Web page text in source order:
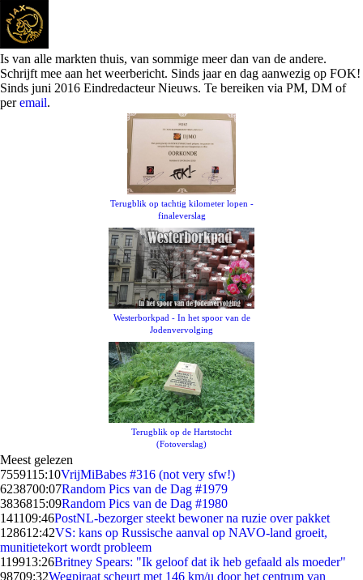
Is van alle markten thuis, van sommige meer dan van de andere.
Schrijft mee aan het weerbericht. Sinds jaar en dag aanwezig op FOK!
Sinds juni 2016 Eindredacteur Nieuws. Te bereiken via PM, DM of
peremail.
Terugblik op tachtig kilometer lopen -
finaleverslag
Westerborkpad - In het spoor van de
Jodenvervolging
Terugblik op de Hartstocht
(Fotoverslag)
Meest gelezen
7559115:10VrijMiBabes #316 (not very sfw!)
6238700:07Random Pics van de Dag #1979
3836815:09Random Pics van de Dag #1980
141109:46PostNL-bezorger steekt bewoner na ruzie over pakket
128612:42VS: kans op Russische aanval op NAVO-land groeit,
munitietekort wordt probleem
119913:26Britney Spears: "Ik geloof dat ik heb gefaald als moeder"
98709:32Wegpiraat scheurt met 146 km/u door het centrum van